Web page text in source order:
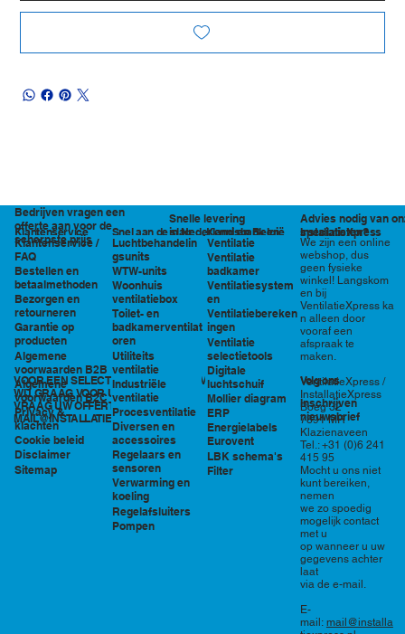
Klantenservice
Klantenservice /
FAQ
Bestellen en
betaalmethoden
Bezorgen en
retourneren
Garantie op
producten
Algemene
voorwaarden B2B
Algemene
voorwaarden B2C
Privacy &
klachten
Cookie beleid
Disclaimer
Sitemap
VOOR EEN SELECTIE EN PRIJSOPGAVE STAAN
WIJ GRAAG VOOR U KLAAR!
VRAAG UW OFFERTE AAN VIA
MAIL@INSTALLATIEXPRESS.NL
Bedrijven vragen een
offerte aan voor de
scherpste prijs
Snelle levering
in Nederland en België
Advies nodig van
specialisten?
Snel aan de slag
Luchtbehandelin
gsunits
WTW-units
Woonhuis
ventilatiebox
Toilet- en
badkamerventilat
oren
Utiliteits
ventilatie
Industriële
ventilatie
Procesventilatie
Diversen en
accessoires
Regelaars en
sensoren
Verwarming en
koeling
Regelafsluiters
Pompen
Kennisbank en
tools
Ventilatie
Ventilatie
badkamer
Ventilatiesystem
en
Ventilatiebereken
ingen
Ventilatie
selectietools
Digitale
luchtschuif
Mollier diagram
ERP
Energielabels
Eurovent
LBK schema's
Filter
We zijn een online
webshop, dus
geen fysieke
winkel! Langskom
en bij
VentilatieXpress ka
n alleen door
vooraf een
afspraak te
maken.
VentilatieXpress /
InstallatieXpress
Boeg 32
7891 MR
Klazienaveen
Tel.: +31 (0)6 241
415 95
Mocht u ons niet
kunt bereiken,
nemen
we zo spoedig
mogelijk contact
met u
op wanneer u uw
gegevens achter
laat
via de e-mail.
E-
mail: mail@installa
InstallatieXpress
Volg ons
Inschrijven
nieuwsbrief